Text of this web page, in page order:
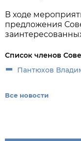
В ходе
предложения
Список членов
Пантюхов
Все новости